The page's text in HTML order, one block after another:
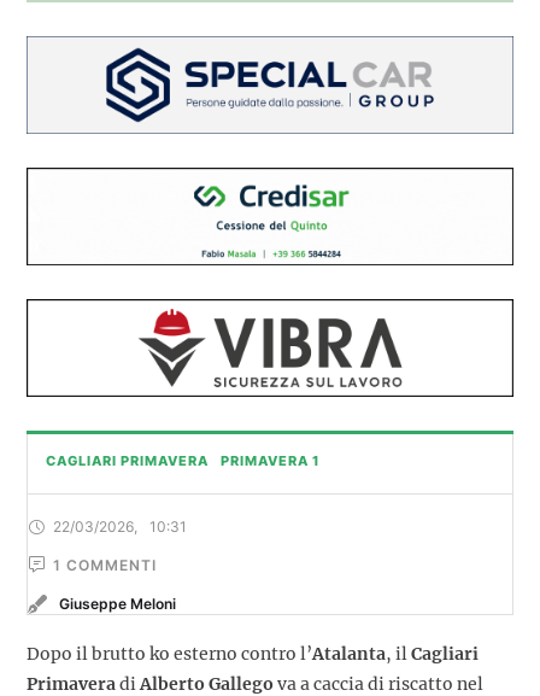
CAGLIARI PRIMAVERA PRIMAVERA 1
22/03/2026 10:31
1 COMMENTI
Giuseppe Meloni
Dopo il brutto ko esterno contro l’Atalanta, ilCagliari
PrimaveradiAlberto Gallego va a caccia di riscatto nel